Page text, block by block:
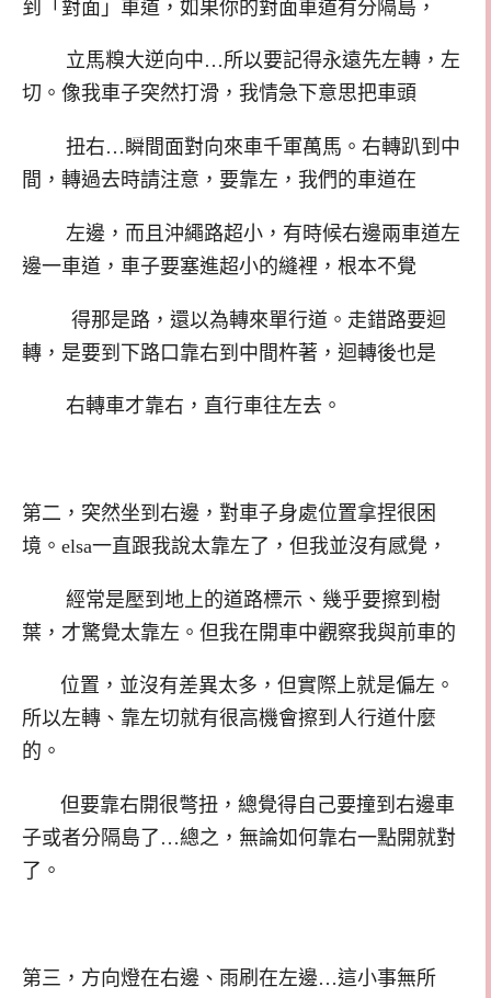
到「對面」車道，如果你的對面車道有分隔島，
立馬糗大逆向中…所以要記得永遠先左轉，左
切。像我車子突然打滑，我情急下意思把車頭
扭右…瞬間面對向來車千軍萬馬。右轉趴到中
間，轉過去時請注意，要靠左，我們的車道在
左邊，而且沖繩路超小，有時候右邊兩車道左
邊一車道，車子要塞進超小的縫裡，根本不覺
得那是路，還以為轉來單行道。走錯路要迴
轉，是要到下路口靠右到中間杵著，迴轉後也是
右轉車才靠右，直行車往左去。
第二，突然坐到右邊，對車子身處位置拿捏很困
境。elsa一直跟我說太靠左了，但我並沒有感覺，
經常是壓到地上的道路標示、幾乎要擦到樹
葉，才驚覺太靠左。但我在開車中觀察我與前車的
位置，並沒有差異太多，但實際上就是偏左。
所以左轉、靠左切就有很高機會擦到人行道什麼
的。
但要靠右開很彆扭，總覺得自己要撞到右邊車
子或者分隔島了…總之，無論如何靠右一點開就對
了。
第三，方向燈在右邊、雨刷在左邊…這小事無所